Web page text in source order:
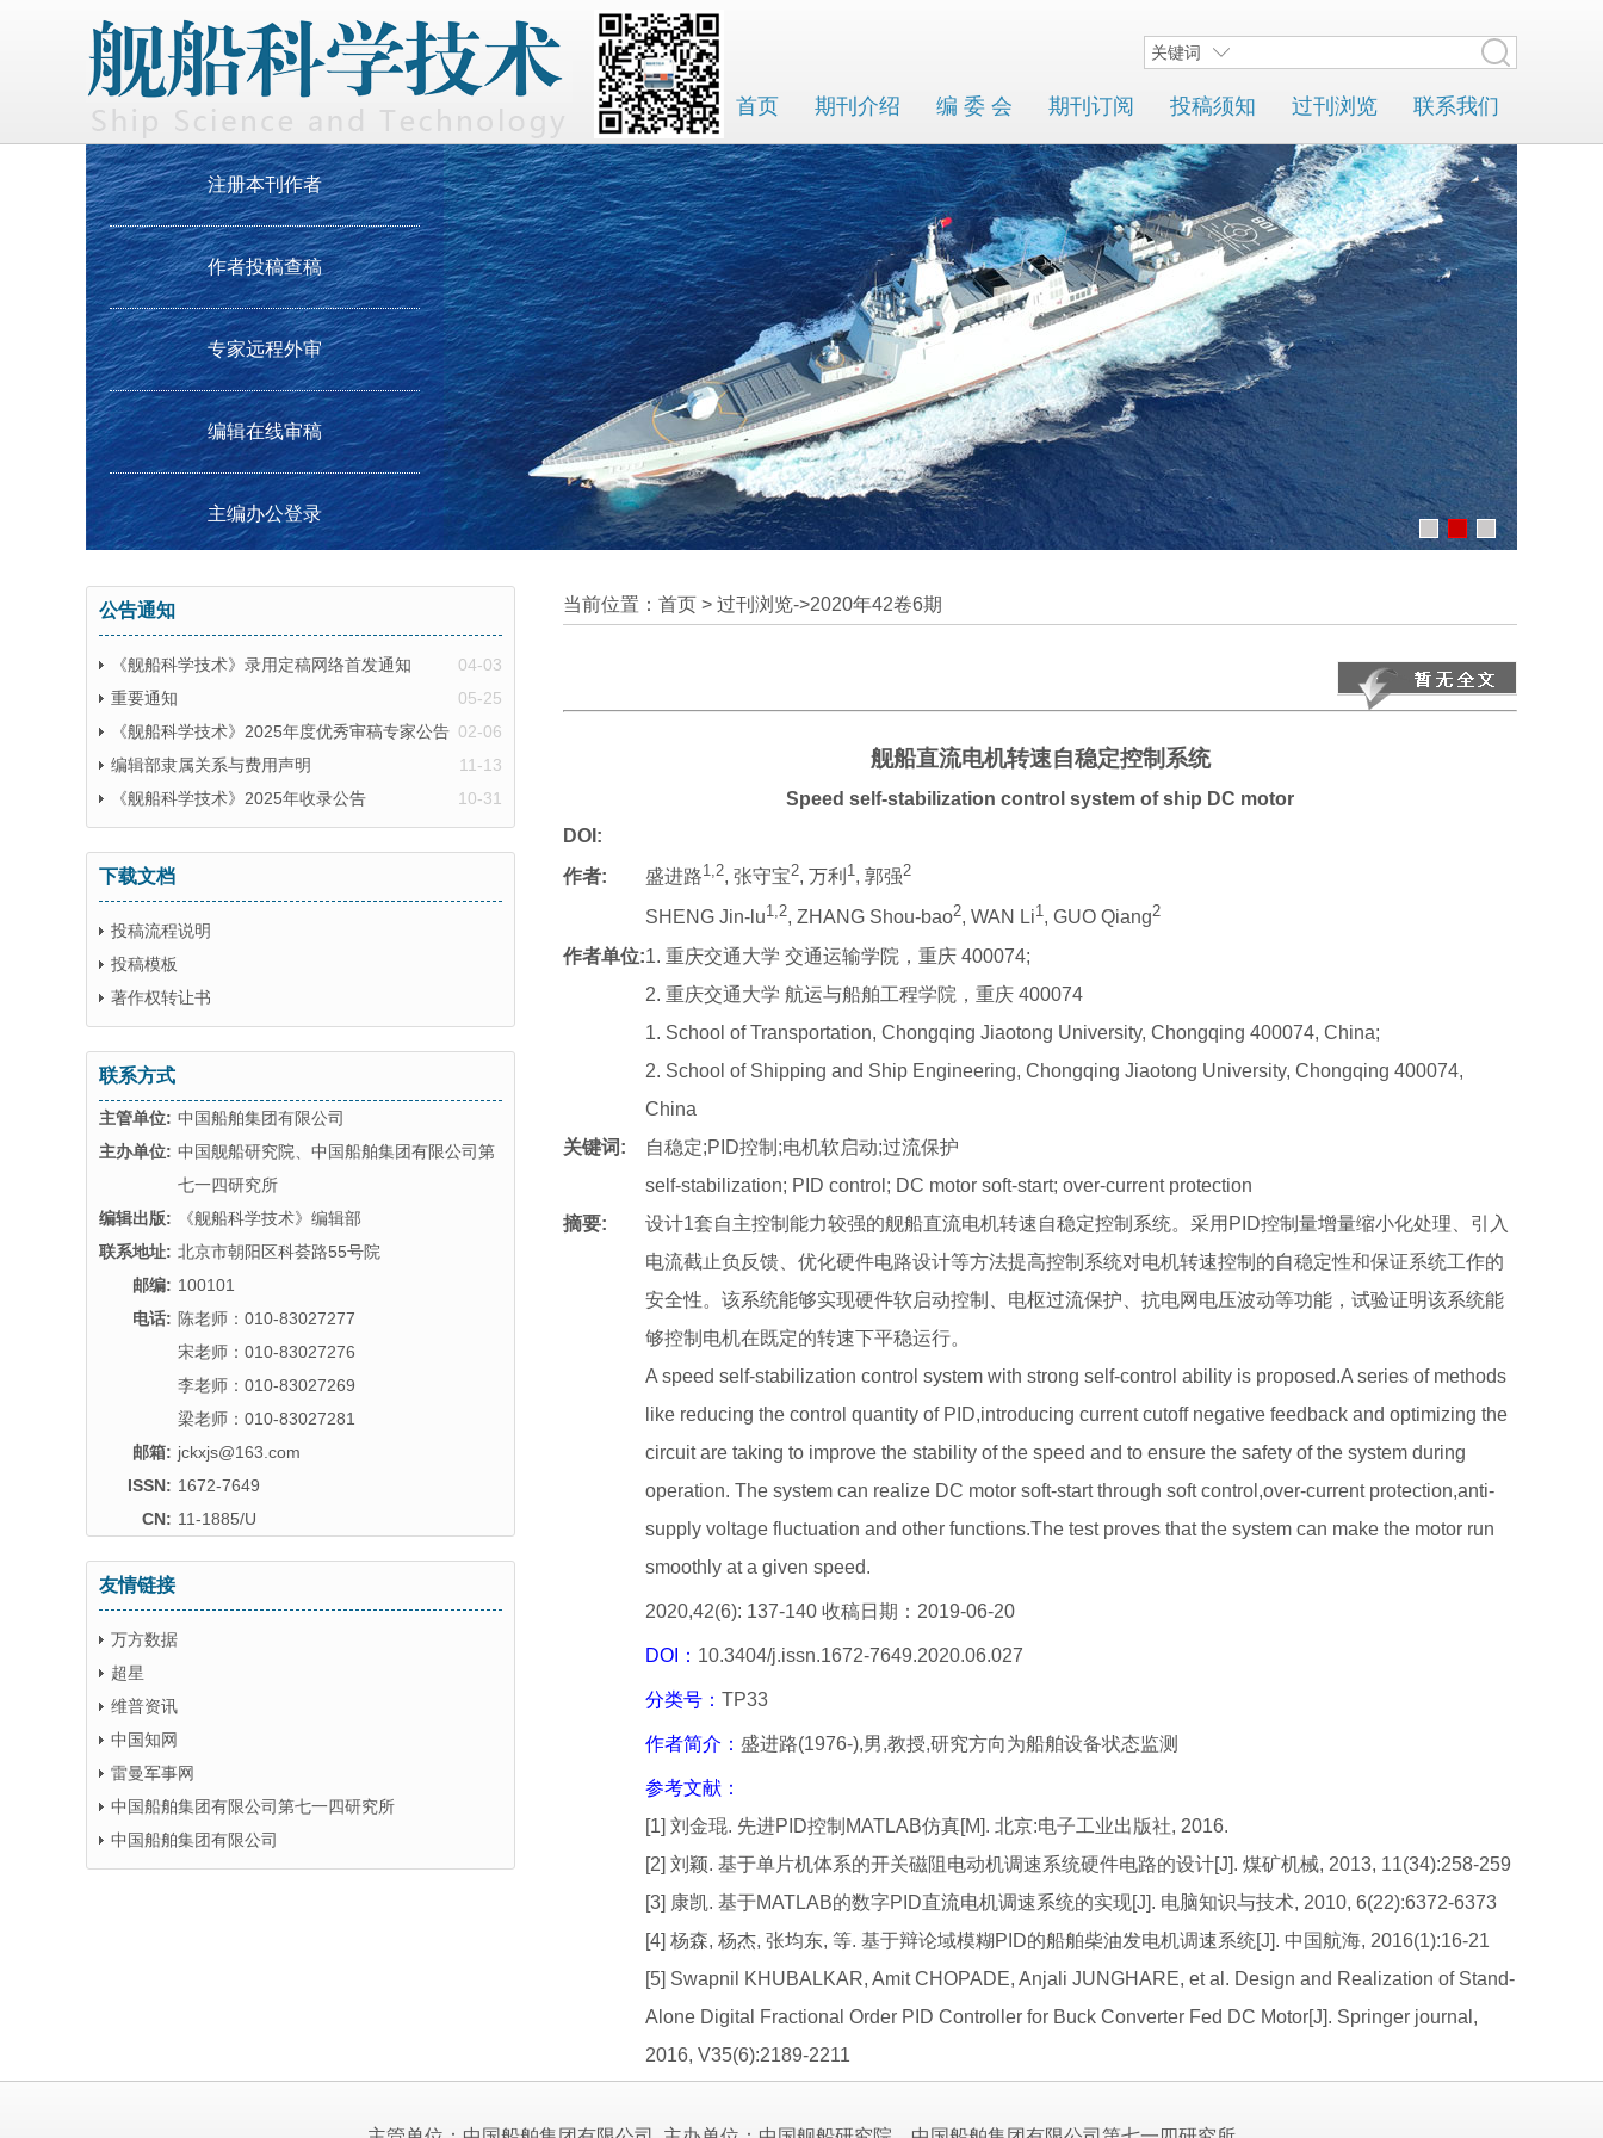
首页 期刊介绍 编 委 会 期刊订阅 投稿须知 过刊浏览 联系我们
关键词
注册本刊作者
作者投稿查稿
专家远程外审
编辑在线审稿
主编办公登录
公告通知
04-03
《舰船科学技术》录用定稿网络首发通知
05-25
重要通知
02-06
《舰船科学技术》2025年度优秀审稿专家公告
11-13
编辑部隶属关系与费用声明
10-31
《舰船科学技术》2025年收录公告
下载文档
投稿流程说明
投稿模板
著作权转让书
联系方式
主管单位: 中国船舶集团有限公司
主办单位: 中国舰船研究院、中国船舶集团有限公司第
七一四研究所
编辑出版:
《舰船科学技术》编辑部
联系地址: 北京市朝阳区科荟路55号院
邮编: 100101
电话: 陈老师：010-83027277
宋老师：010-83027276
李老师：010-83027269
梁老师：010-83027281
邮箱: jckxjs@163.com
ISSN: 1672-7649
CN: 11-1885/U
友情链接
万方数据
超星
维普资讯
中国知网
雷曼军事网
中国船舶集团有限公司第七一四研究所
中国船舶集团有限公司
当前位置：首页 > 过刊浏览->2020年42卷6期
舰船直流电机转速自稳定控制系统
Speed self-stabilization control system of ship DC motor
DOI:
作者:
盛进路1,2, 张守宝2, 万利 1, 郭强2
SHENG Jin-lu1,2, ZHANG Shou-bao2, WAN Li1, GUO Qiang2
作者单位:1. 重庆交通大学 交通运输学院，重庆 400074;
2. 重庆交通大学 航运与船舶工程学院，重庆 400074
1. School of Transportation, Chongqing Jiaotong University, Chongqing 400074, China;
2. School of Shipping and Ship Engineering, Chongqing Jiaotong University, Chongqing 400074,
China
关键词:
自稳定;PID控制;电机软启动;过流保护
self-stabilization; PID control; DC motor soft-start; over-current protection
摘要:
设计1套自主控制能力较强的舰船直流电机转速自稳定控制系统。采用PID控制量增量缩小化处理、引入
电流截止负反馈、优化硬件电路设计等方法提高控制系统对电机转速控制的自稳定性和保证系统工作的
安全性。该系统能够实现硬件软启动控制、电枢过流保护、抗电网电压波动等功能，试验证明该系统能
够控制电机在既定的转速下平稳运行。
A speed self-stabilization control system with strong self-control ability is proposed.A series of methods
like reducing the control quantity of PID,introducing current cutoff negative feedback and optimizing the
circuit are taking to improve the stability of the speed and to ensure the safety of the system during
operation. The system can realize DC motor soft-start through soft control,over-current protection,anti-
supply voltage fluctuation and other functions.The test proves that the system can make the motor run
smoothly at a given speed.
2020,42(6): 137-140 收稿日期：2019-06-20
DOI： 10.3404/j.issn.1672-7649.2020.06.027
分类号： TP33
作者简介： 盛进路(1976-),男,教授,研究方向为船舶设备状态监测
参考文献：
[1] 刘金琨. 先进PID控制MATLAB仿真[M]. 北京:电子工业出版社, 2016.
[2] 刘颖. 基于单片机体系的开关磁阻电动机调速系统硬件电路的设计[J]. 煤矿机械, 2013, 11(34):258-259
[3] 康凯. 基于MATLAB的数字PID直流电机调速系统的实现[J]. 电脑知识与技术, 2010, 6(22):6372-6373
[4] 杨森, 杨杰, 张均东, 等. 基于辩论域模糊PID的船舶柴油发电机调速系统[J]. 中国航海, 2016(1):16-21
[5] Swapnil KHUBALKAR, Amit CHOPADE, Anjali JUNGHARE, et al. Design and Realization of Stand-
Alone Digital Fractional Order PID Controller for Buck Converter Fed DC Motor[J]. Springer journal,
2016, V35(6):2189-2211